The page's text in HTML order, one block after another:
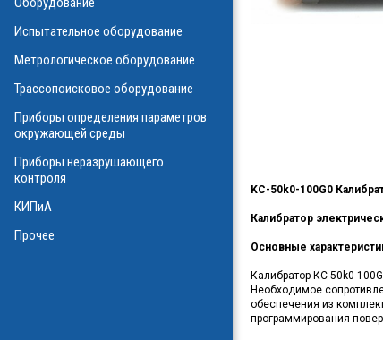
KC-50k0-100G0
Калибратор
Основные
Калибратор КС-50k0-
Необходимое
обеспечения из
программирования
Испытательное оборудование
Метрологическое оборудование
Трассопоисковое оборудование
Приборы определения параметров
окружающей среды
Приборы неразрушающего
контроля
КИПиА
Прочее
оборудования
масле
физических